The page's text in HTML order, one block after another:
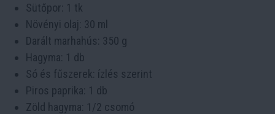
Sütőpor: 1 tk
Növényi olaj: 30 ml
Darált marhahús: 350 g
Hagyma: 1 db
Só és fűszerek: ízlés szerint
Piros paprika: 1 db
Zöld hagyma: 1/2 csomó